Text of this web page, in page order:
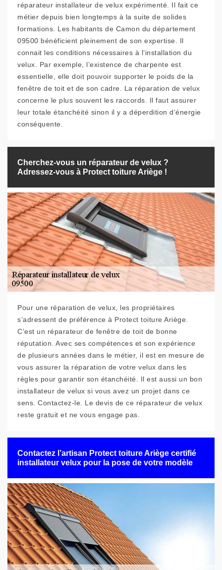
réparateur installateur de velux expérimenté. Il fait ce
métier depuis bien longtemps à la suite de solides
formations. Les habitants de Camon du département
09500 bénéficient pleinement de son expertise. Il
connait les conditions nécessaires à l’installation du
velux. Par exemple, l’existence de charpente est
essentielle, elle doit pouvoir supporter le poids de la
fenêtre de toit et de son cadre. La réparation de velux
concerne le plus souvent les raccords. Il faut assurer
leur totale étanchéité sinon il y a déperdition d’énergie
conséquente.
Cherchez-vous un réparateur de velux ?
Adressez-vous à Protect toiture Ariège !
Pour une réparation de velux, les propriétaires
s’adressent de préférence à Protect toiture Ariège.
C’est un réparateur de fenêtre de toit de bonne
réputation. Avec ses compétences et son expérience
de plusieurs années dans le métier, il est en mesure de
vous assurer la réparation de votre velux dans les
règles pour garantir son étanchéité. Il est aussi un bon
installateur de velux si vous avez un projet dans ce
sens. Contactez-le. Le devis de ce réparateur de velux
reste gratuit et ne vous engage pas.
Contactez l’artisan Protect toiture Ariège certifié
installateur velux pour la pose de votre modèle